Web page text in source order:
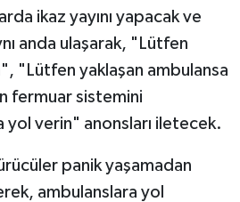
ikaz yayını yapacak ve
anda ulaşarak, "Lütfen
"Lütfen yaklaşan ambulansa
fermuar sistemini
yol verin" anonsları iletecek.
panik yaşamadan
ambulanslara yol